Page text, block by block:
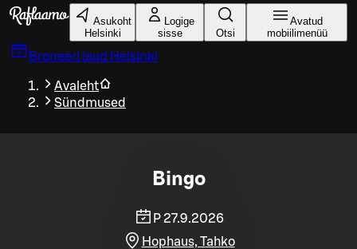
Liigu peamise sisu juurde
Asukoht
Helsinki
Logige
sisse
Otsi
Avatud
mobiilimenüü
Broneeri laud Helsinki
Avaleht
Sündmused
Bingo
P 27.9.2026
Hophaus, Tahko